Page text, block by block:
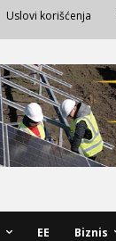
Uslovi korišćenja
EE Biznis